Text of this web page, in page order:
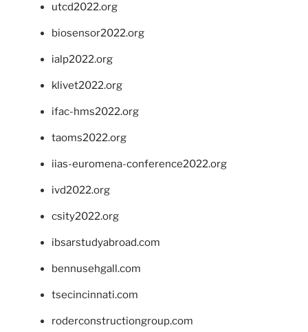
utcd2022.org
biosensor2022.org
ialp2022.org
klivet2022.org
ifac-hms2022.org
taoms2022.org
iias-euromena-conference2022.org
ivd2022.org
csity2022.org
ibsarstudyabroad.com
bennusehgall.com
tsecincinnati.com
roderconstructiongroup.com